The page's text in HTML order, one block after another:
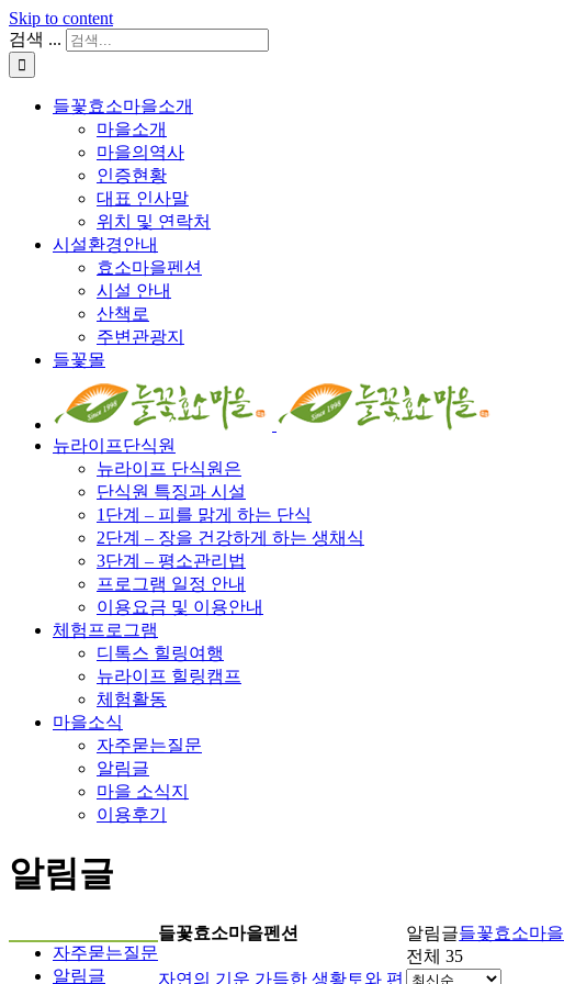
Skip to content
검색 ...
들꽃효소마을소개
마을소개
마을의역사
인증현황
대표 인사말
위치 및 연락처
시설환경안내
효소마을펜션
시설 안내
산책로
주변관광지
들꽃몰
뉴라이프단식원
뉴라이프 단식원은
단식원 특징과 시설
1단계 – 피를 맑게 하는 단식
2단계 – 장을 건강하게 하는 생채식
3단계 – 평소관리법
프로그램 일정 안내
이용요금 및 이용안내
체험프로그램
디톡스 힐링여행
뉴라이프 힐링캠프
체험활동
마을소식
자주묻는질문
알림글
마을 소식지
이용후기
알림글
알림글들꽃효소마을
전체 35
자주묻는질문
알림글
들꽃효소마을펜션
자연의 기운 가득한 생황토와 편